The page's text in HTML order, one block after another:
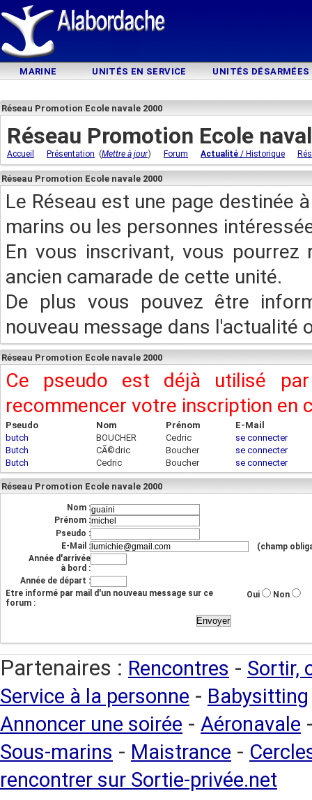
MARINE UNITÉS EN SERVICE UNITÉS DÉSARMÉES
Réseau Promotion Ecole navale 2000
Réseau Promotion Ecole
Accueil Présentation (Mettre à jour) Forum Actualité / Historique
Réseau Promotion Ecole navale 2000
Le Réseau est une page destinée
marins ou les personnes
En vous inscrivant, vous
ancien camarade de cette unité.
De plus vous pouvez être
nouveau message dans l'actualité
Réseau Promotion Ecole navale 2000
Ce pseudo est déjà utilisé
recommencer votre inscription en
Pseudo Nom Prénom
E-Mail
butch
BOUCHER Cedric
se connecter
Butch
CÃ©dric Boucher
se connecter
Butch
Cedric Boucher se connecter
Réseau Promotion Ecole navale 2000
Nom :
Prénom :
Pseudo :
E-Mail :
(champ
Année d'arrivée
à bord :
Année de départ :
Etre informé par mail d'un nouveau message sur ce
forum :
Oui Non
Partenaires : Rencontres - Sortir,
Service à la personne - Babysitting
Annoncer une soirée - Aéronavale
Sous-marins - Maistrance -
rencontrer sur Sortie-privée.net